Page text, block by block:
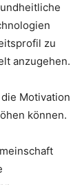
zu
anzugehen.
Motivation
können.